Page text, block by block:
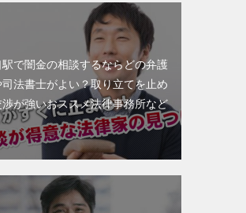
駅で闇金の相談するならどの弁護
法書士がよい？取り立てを止め
渉が強いおススメ法律事務所など